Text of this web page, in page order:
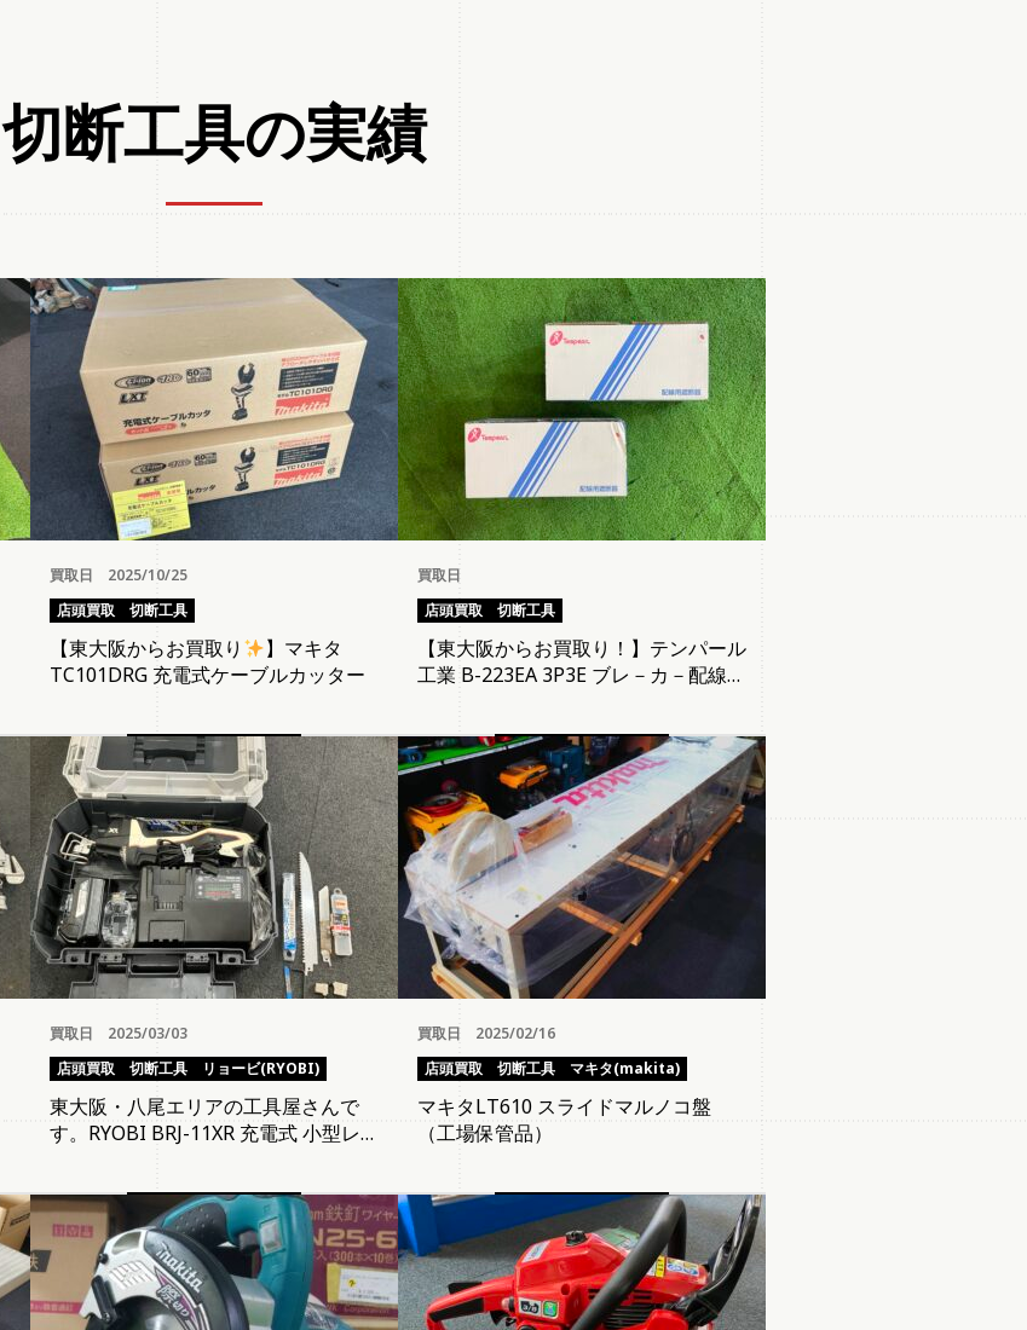
切断工具の実績
買取日 2025/10/25
店頭買取
切断工具
【東大阪からお買取り
】マキタ
TC101DRG 充電式ケーブルカッター
買取日
店頭買取
切断工具
【東大阪からお買取り！】テンパール
工業 B-223EA 3P3E ブレ－カ－配線用
買取日 2025/03/03
店頭買取
切断工具 リョービ(RYOBI)
東大阪・八尾エリアの工具屋さんで
す。RYOBI BRJ-11XR 充電式 小型レ
ケース付き
買取日 2025/02/16
店頭買取
切断工具 マキタ(makita)
マキタLT610 スライドマルノコ盤
（工場保管品）